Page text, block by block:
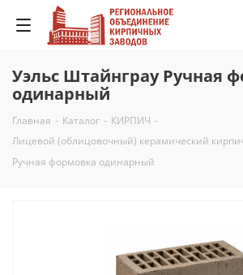
Уэльс Штайнграу Ручная
одинарный
Главная - Каталог - КИРПИЧ -
Лицевой (облицовочный) керамический
Ручная формовка одинарный